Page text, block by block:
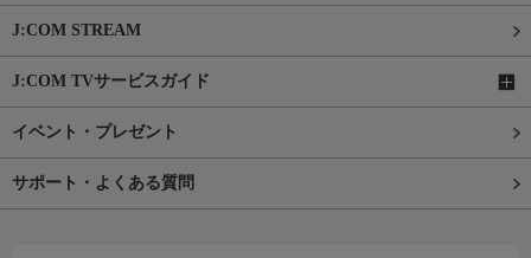
J:COM STREAM
J:COM TVサービスガイド
イベント・プレゼント
サポート・よくある質問